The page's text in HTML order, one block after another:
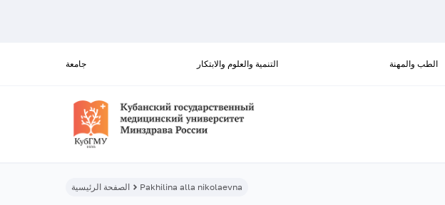
جامعة التنمية والعلوم والابتكار الطب والمهنة
الصفحة الرئيسية Pakhilina alla nikolaevna